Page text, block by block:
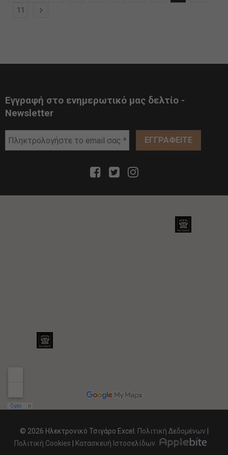
11
Εγγραφή στο ενημερωτικό μας δελτίο -
Newsletter
© 2026 Ηλεκτρονικό Τσιγάρο Excel. Πολιτική Δεδομένων|
Πολιτική Cookies
Κατασκευή Ιστοσελίδων